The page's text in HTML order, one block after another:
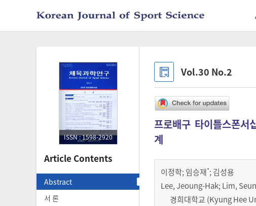
ISSN : 1598-2920
Article Contents
Abstract
서 론
Vol.30 No.2
프로배구 타이틀스폰
계
이정학;임승재*;김성용
Lee, Jeoung-Hak; Lim,
경희대학교 (Kyung Hee